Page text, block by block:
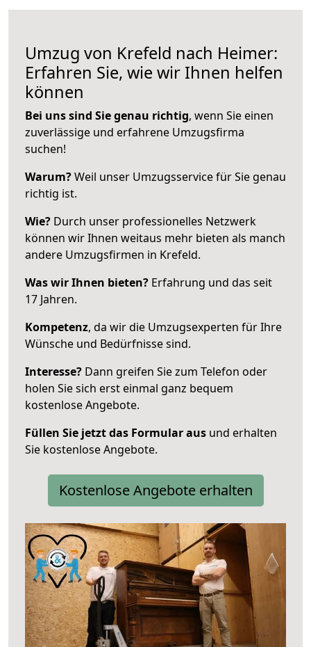
Umzug von Krefeld nach Heimer:
Erfahren Sie, wie wir Ihnen helfen
können
Bei uns sind Sie genau richtig, wenn Sie einen
zuverlässige und erfahrene Umzugsfirma
suchen!
Warum?Weil unser Umzugsservice für Sie genau
richtig ist.
Wie? Durch unser professionelles Netzwerk
können wir Ihnen weitaus mehr bieten als manch
andere Umzugsfirmen in Krefeld.
Was wir Ihnen bieten? Erfahrung und das seit
17 Jahren.
Kompetenz, da wir die Umzugsexperten für Ihre
Wünsche und Bedürfnisse sind.
Interesse? Dann greifen Sie zum Telefon oder
holen Sie sich erst einmal ganz bequem
kostenlose Angebote.
Füllen Sie jetzt das Formular aus und erhalten
Sie kostenlose Angebote.
Kostenlose Angebote erhalten